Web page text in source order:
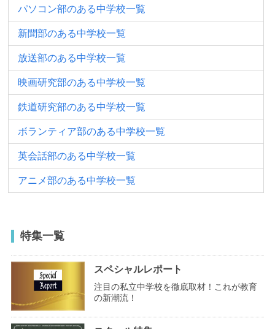
パソコン部のある中学校一覧
新聞部のある中学校一覧
放送部のある中学校一覧
映画研究部のある中学校一覧
鉄道研究部のある中学校一覧
ボランティア部のある中学校一覧
英会話部のある中学校一覧
アニメ部のある中学校一覧
特集一覧
スペシャルレポート
注目の私立中学校を徹底取材！これが教育
の新潮流！